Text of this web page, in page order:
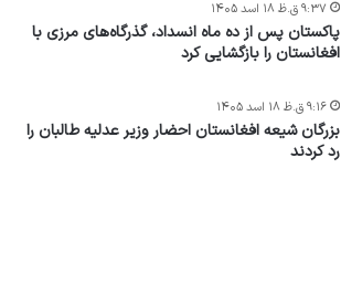
پاکستان پس از ده ماه انسداد، گذرگاه‌های مرزی با
افغانستان را بازگشایی کرد
۹:۳۷ ق.ظ ۱۸ اسد ۱۴۰۵
بزرگان شیعه افغانستان احضار وزیر عدلیه طالبان را
رد کردند
۹:۱۶ ق.ظ ۱۸ اسد ۱۴۰۵